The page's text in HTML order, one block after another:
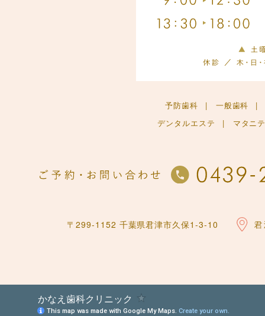
予防歯科 | 一般歯科
|
デンタルエステ
| マタニ
〒299-1152 千葉県君津市久保1-3-10